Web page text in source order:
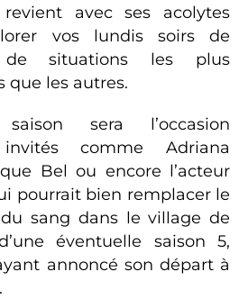
avec ses acolytes
vos lundis soirs de
de situations les plus
que les autres.
sera l’occasion
comme Adriana
Bel ou encore l’acteur
pourrait bien remplacer le
sang dans le village de
éventuelle saison 5,
annoncé son départ à